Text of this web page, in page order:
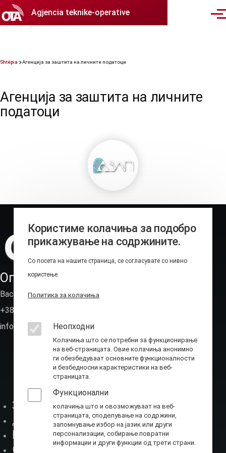
Skip to main content
Agjencia teknike-operative
Breadcrumb
Shtëpia Aгенција за заштита на личните податоци
Aгенција за заштита на личните
податоци
заштита на
личните
Оперативно-техничка агенција
Васил Иљоски 6, Скопје (пош.фах 236)
+389 2 310 7582
info@ota.mk
За нас
Директор
Буџет
Соработка
Користиме колачиња за подобро
прикажување на содржините.
Со посета на нашите страница, се согласувате со нивно
користење.
Политика за колачиња
Неопходни
Колачиња што се потребни за функционирање
на веб-страницата. Овие колачиња анонимно
ги обезбедуваат основните функционалности
и безбедносни карактеристики на веб-
страницата.
Функционални
колачиња што и овозможуваат на веб-
страницата, споделување на содржини,
запомнување избор на јазик или други
персонализации, собирање повратни
информации и други функции од трети страни.